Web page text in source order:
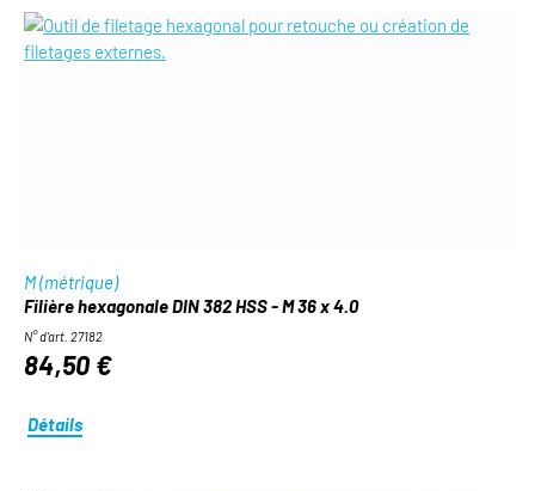
M (métrique)
Filière hexagonale DIN 382 HSS - M 36 x 4.0
N° d'art. 27182
84,50 €
Détails